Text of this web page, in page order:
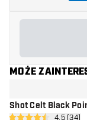
MOŻE
Shot Celt Black
4.5 (34)